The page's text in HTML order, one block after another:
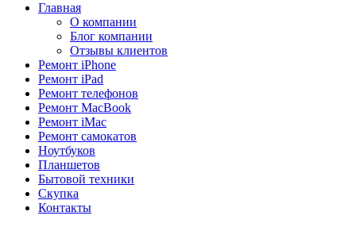
Главная
О компании
Блог компании
Отзывы клиентов
Ремонт iPhone
Ремонт iPad
Ремонт телефонов
Ремонт MacBook
Ремонт iMac
Ремонт самокатов
Ноутбуков
Планшетов
Бытовой техники
Скупка
Контакты